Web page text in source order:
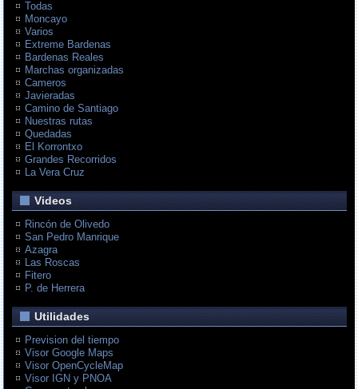
Todas
Moncayo
Varios
Extreme Bardenas
Bardenas Reales
Marchas organizadas
Cameros
Javieradas
Camino de Santiago
Nuestras rutas
Quedadas
El Korrontxo
Grandes Recorridos
La Vera Cruz
Videos
Rincón de Olivedo
San Pedro Manrique
Azagra
Las Roscas
Fitero
P. de Herrera
Utilidades
Prevision del tiempo
Visor Google Maps
Visor OpenCycleMap
Visor IGN y PNOA